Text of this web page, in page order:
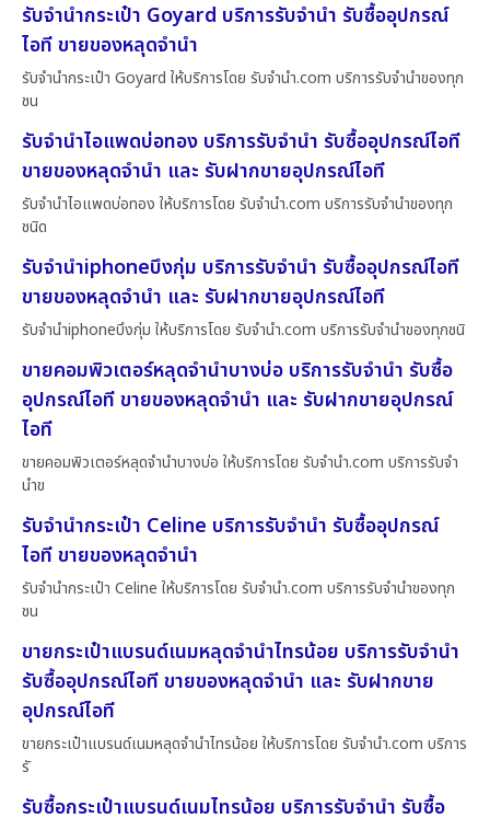
รับจำนำกระเป๋า Goyard บริการรับจำนำ รับซื้ออุปกรณ์
ไอที ขายของหลุดจำนำ
รับจำนำกระเป๋า Goyard ให้บริการโดย รับจํานํา.com บริการรับจำนำของทุก
ชน
รับจำนำไอแพดบ่อทอง บริการรับจำนำ รับซื้ออุปกรณ์ไอที
ขายของหลุดจำนำ และ รับฝากขายอุปกรณ์ไอที
รับจำนำไอแพดบ่อทอง ให้บริการโดย รับจํานํา.com บริการรับจำนำของทุก
ชนิด
รับจำนำiphoneบึงกุ่ม บริการรับจำนำ รับซื้ออุปกรณ์ไอที
ขายของหลุดจำนำ และ รับฝากขายอุปกรณ์ไอที
รับจำนำiphoneบึงกุ่ม ให้บริการโดย รับจํานํา.com บริการรับจำนำของทุกชนิ
ขายคอมพิวเตอร์หลุดจำนำบางบ่อ บริการรับจำนำ รับซื้อ
อุปกรณ์ไอที ขายของหลุดจำนำ และ รับฝากขายอุปกรณ์
ไอที
ขายคอมพิวเตอร์หลุดจำนำบางบ่อ ให้บริการโดย รับจํานํา.com บริการรับจำ
นำข
รับจำนำกระเป๋า Celine บริการรับจำนำ รับซื้ออุปกรณ์
ไอที ขายของหลุดจำนำ
รับจำนำกระเป๋า Celine ให้บริการโดย รับจํานํา.com บริการรับจำนำของทุก
ชน
ขายกระเป๋าแบรนด์เนมหลุดจำนำไทรน้อย บริการรับจำนำ
รับซื้ออุปกรณ์ไอที ขายของหลุดจำนำ และ รับฝากขาย
อุปกรณ์ไอที
ขายกระเป๋าแบรนด์เนมหลุดจำนำไทรน้อย ให้บริการโดย รับจํานํา.com บริการ
รั
รับซื้อกระเป๋าแบรนด์เนมไทรน้อย บริการรับจำนำ รับซื้อ